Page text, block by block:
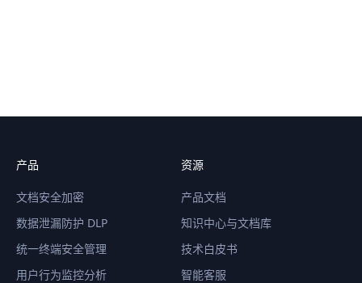
产品
文档安全加密
数据泄漏防护 DLP
统一终端安全管理
用户行为监控分析
资源
产品文档
知识中心与文档库
技术白皮书
智能客服